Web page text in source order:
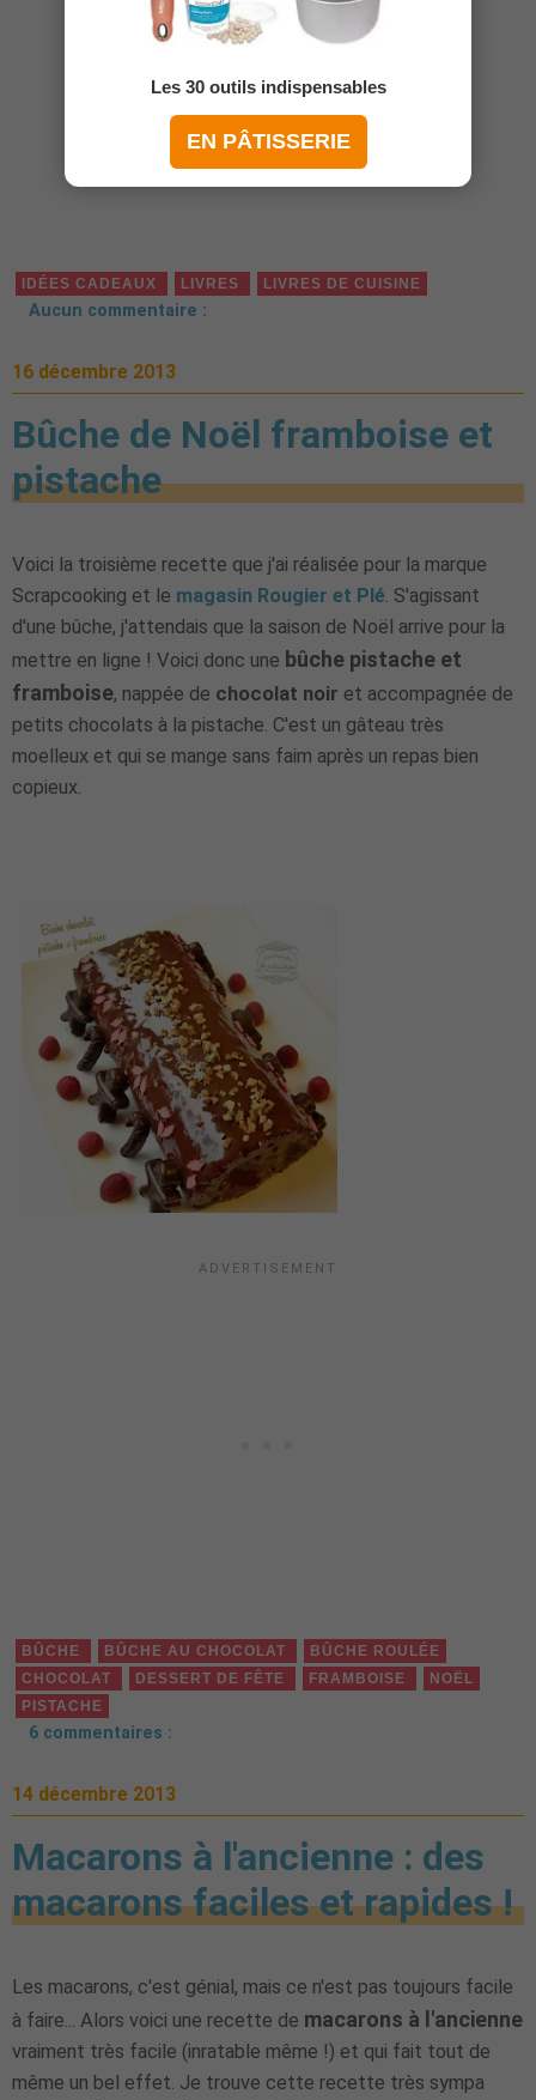
IDÉES CADEAUX LIVRES LIVRES DE CUISINE
Aucun commentaire :
16 décembre 2013
Bûche de Noël framboise et
pistache
Voici la troisième recette que j'ai réalisée pour la marque
Scrapcooking et le magasin Rougier et Plé. S'agissant
d'une bûche, j'attendais que la saison de Noël arrive pour la
mettre en ligne ! Voici donc une bûche pistache et
framboise, nappée de chocolat noir et accompagnée de
petits chocolats à la pistache. C'est un gâteau très
moelleux et qui se mange sans faim après un repas bien
copieux.
BÛCHE BÛCHE AU CHOCOLAT
BÛCHE ROULÉE
CHOCOLAT
DESSERT DE FÊTE FRAMBOISE
NOËL
PISTACHE
6 commentaires :
14 décembre 2013
Macarons à l'ancienne : des
macarons faciles et rapides !
Les macarons, c'est génial, mais ce n'est pas toujours facile
à faire... Alors voici une recette de macarons à l'ancienne
vraiment très facile (inratable même !) et qui fait tout de
même un bel effet. Je trouve cette recette très sympa
Les 30 outils indispensables
EN PÂTISSERIE